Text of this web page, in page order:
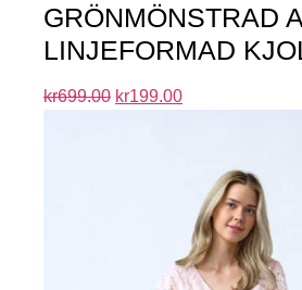
GRÖNMÖNSTRAD
LINJEFORMAD
kr699.00 kr199.00